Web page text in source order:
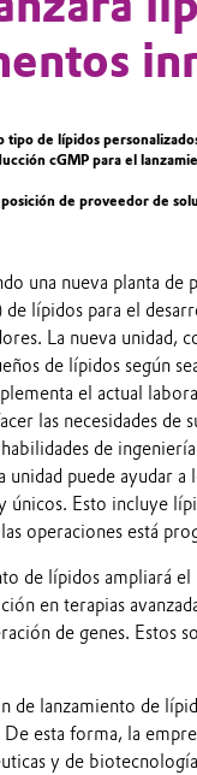
de lípidos
cGMP para el
de proveedor de
una nueva planta de
de lípidos para el
La nueva unidad,
de lípidos según
el actual
las necesidades de
de
unidad puede ayudar
únicos. Esto incluye
operaciones está
de lípidos ampliará
en terapias
de genes. Estos
de lanzamiento de
esta forma, la
y de